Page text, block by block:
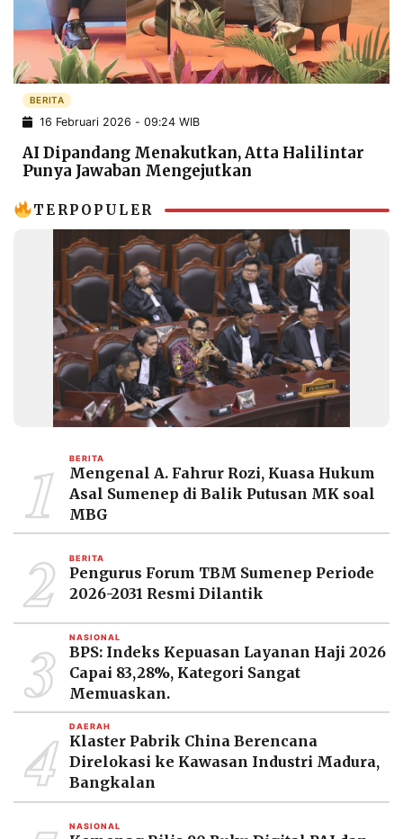
POLICY WARGA
INFORMASI
IKLAN
KIRIM
TULISAN
PENGADUAN
SERVICE
KAMI
RESOLUSI
MEDIA
PRAMUDITA
Resolusi.co
-
2026
PT.
RESOLUSI
MEDIA
PRAMUDITA
BERITA
16 Februari 2026 - 09:24 WIB
AI Dipandang Menakutkan, Atta Halilintar
Punya Jawaban Mengejutkan
TERPOPULER
1 BERITA
Mengenal A. Fahrur Rozi, Kuasa Hukum
Asal Sumenep di Balik Putusan MK soal
MBG
2 BERITA
Pengurus Forum TBM Sumenep Periode
2026-2031 Resmi Dilantik
3 NASIONAL
BPS: Indeks Kepuasan Layanan Haji 2026
Capai 83,28%, Kategori Sangat
Memuaskan.
4 DAERAH
Klaster Pabrik China Berencana
Direlokasi ke Kawasan Industri Madura,
Bangkalan
NASIONAL